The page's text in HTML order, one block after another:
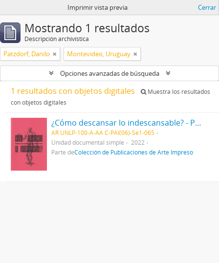
Imprimir vista previa Cerrar
Mostrando 1 resultados
Descripción archivística
Patzdorf, Danilo Montevideo, Uruguay
Opciones avanzadas de búsqueda
1 resultados con objetos digitales
Muestra los resultados
con objetos digitales
¿Cómo descansar lo indescansable? - Pequeño manual de autocuidados para cuerpos cansados
AR UNLP-100-A-AA C-PAI(06)-Se1-065
Unidad documental simple
2022
Parte deColección de Publicaciones de Arte Impreso